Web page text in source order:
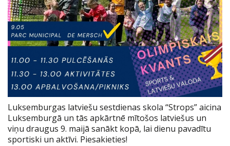
Luksemburgas latviešu sestdienas skola “Strops” aicina
Luksemburgā un tās apkārtnē mītošos latviešus un
viņu draugus 9. maijā sanākt kopā, lai dienu pavadītu
sportiski un aktīvi. Piesakieties!